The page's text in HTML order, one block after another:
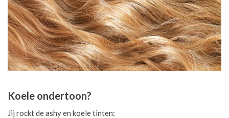
Koele ondertoon?
Jij rockt de ashy en koele tinten: